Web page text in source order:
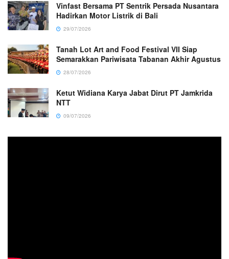
Vinfast Bersama PT Sentrik Persada Nusantara
Hadirkan Motor Listrik di Bali
29/07/2026
Tanah Lot Art and Food Festival VII Siap
Semarakkan Pariwisata Tabanan Akhir Agustus
28/07/2026
Ketut Widiana Karya Jabat Dirut PT Jamkrida
NTT
09/07/2026